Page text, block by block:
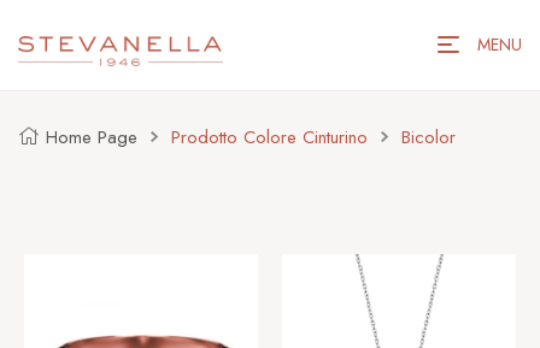
MENU
Home Page Prodotto Colore Cinturino Bicolor